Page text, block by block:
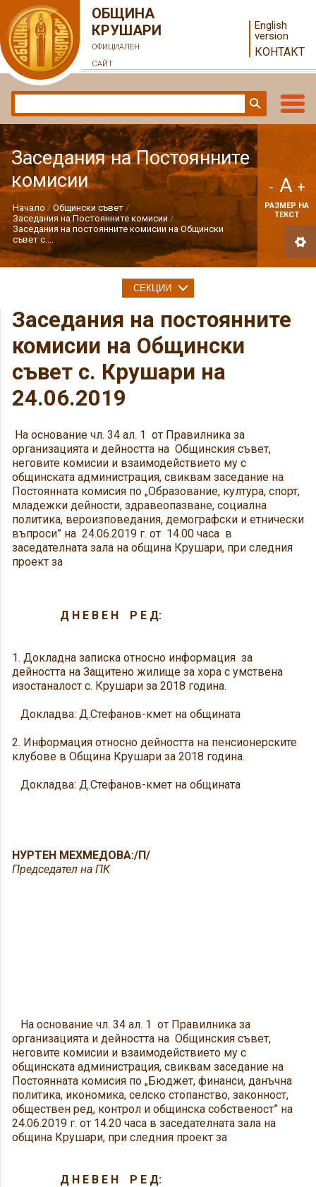
ОБЩИНА
КРУШАРИ
ОФИЦИАЛЕН
САЙТ
English
version
КОНТАКТ
Заседания на Постоянните
комисии
Начало
Общински съвет
Заседания на Постоянните комисии
Заседания на постоянните комисии на Общински
съвет с....
- A +
РАЗМЕР НА
ТЕКСТ
Заседания на постоянните
комисии на Общински
съвет с. Крушари на
24.06.2019
На основание чл. 34 ал. 1 от Правилника за
организацията и дейността на Общинския съвет,
неговите комисии и взаимодействието му с
общинската администрация, свиквам заседание на
Постоянната комисия по „Образование, култура, спорт,
младежки дейности, здравеопазване, социална
политика, вероизповедания, демографски и етнически
въпроси” на 24.06.2019 г. от 14.00 часа в
заседателната зала на община Крушари, при следния
проект за
Д Н Е В Е Н Р Е Д:
1. Докладна записка относно информация за
дейността на Защитено жилище за хора с умствена
изостаналост с. Крушари за 2018 година.
Докладва: Д.Стефанов-кмет на общината
2. Информация относно дейността на пенсионерските
клубове в Община Крушари за 2018 година.
Докладва: Д.Стефанов-кмет на общината
НУРТЕН МЕХМЕДОВА:/П/
Председател на ПК
На основание чл. 34 ал. 1 от Правилника за
организацията и дейността на Общинския съвет,
неговите комисии и взаимодействието му с
общинската администрация, свиквам заседание на
Постоянната комисия по „Бюджет, финанси, данъчна
политика, икономика, селско стопанство, законност,
обществен ред, контрол и общинска собственост” на
24.06.2019 г. от 14.20 часа в заседателната зала на
община Крушари, при следния проект за
Д Н Е В Е Н Р Е Д:
СЕКЦИИ